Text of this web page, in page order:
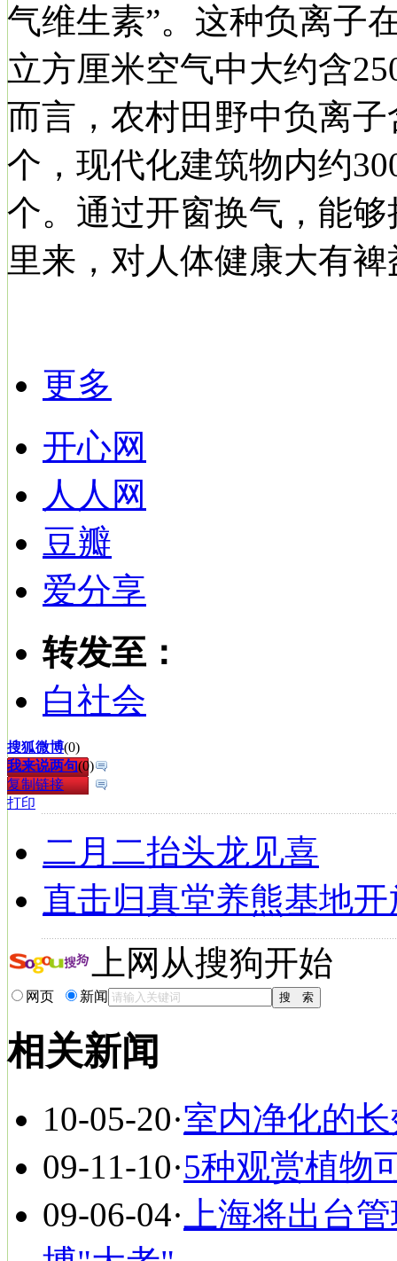
气维生素”。这种负离子
立方厘米空气中大约含
而言，农村田野中负离
个，现代化建筑物内约
个。通过开窗换气，能
里来，对人体健康大有裨
更多
开心网
人人网
豆瓣
爱分享
转发至：
白社会
搜狐微博(0)
我来说两句(0)
复制链接
打印
二月二抬头龙见喜
直击归真堂养熊基地开
上网从搜狗开始
网页 新闻
相关新闻
10-05-20·室内净化的
09-11-10·5种观赏植物
09-06-04· 上海将出台